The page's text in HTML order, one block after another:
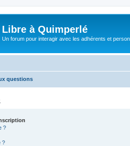
Libre à Quimperlé
Un forum pour interagir avec les adhérents et
questions
?
?